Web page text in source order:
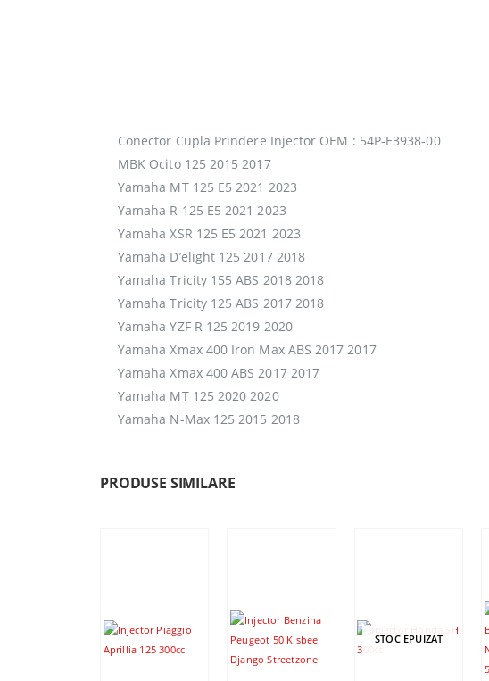
Conector Cupla Prindere Injector OEM : 54P-E3938-00
MBK Ocito 125 2015 2017
Yamaha MT 125 E5 2021 2023
Yamaha R 125 E5 2021 2023
Yamaha XSR 125 E5 2021 2023
Yamaha D’elight 125 2017 2018
Yamaha Tricity 155 ABS 2018 2018
Yamaha Tricity 125 ABS 2017 2018
Yamaha YZF R 125 2019 2020
Yamaha Xmax 400 Iron Max ABS 2017 2017
Yamaha Xmax 400 ABS 2017 2017
Yamaha MT 125 2020 2020
Yamaha N-Max 125 2015 2018
PRODUSE SIMILARE
STOC EPUIZAT